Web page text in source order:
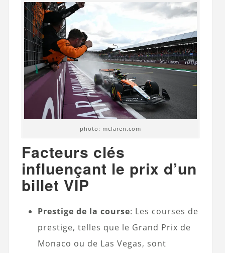
photo: mclaren.com
Facteurs clés
influençant le prix d’un
billet VIP
Prestige de la course: Les courses de
prestige, telles que le Grand Prix de
Monaco ou de Las Vegas, sont